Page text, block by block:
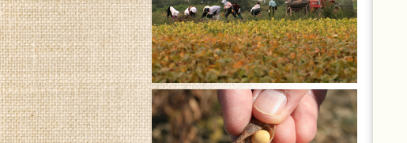
大豆写真集43(19.5.20)
大豆写真集42(18.10.5)
大豆写真集41(18.9.20)
大豆写真集40(18.7.23)
大豆写真集39(18.6.23)